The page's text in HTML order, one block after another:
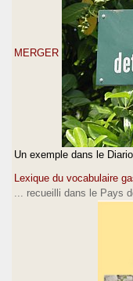
MERGER
Un exemple dans le
Lexique du vocabulaire
... recueilli dans le Pays